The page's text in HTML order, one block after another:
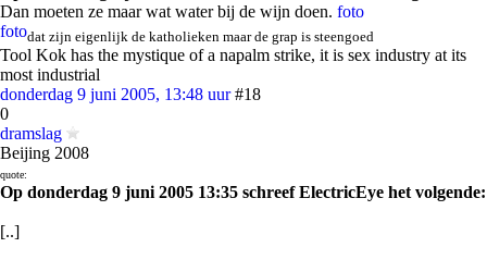
Dan moeten ze maar wat water bij de wijn doen. foto
fotodat zijn eigenlijk de katholieken maar de grap is steengoed
Tool Kok has the mystique of a napalm strike, it is sex industry at its
most industrial
donderdag 9 juni 2005, 13:48 uur #18
0
dramslag
Beijing 2008
quote:
Op donderdag 9 juni 2005 13:35 schreef ElectricEye het volgende:
[..]